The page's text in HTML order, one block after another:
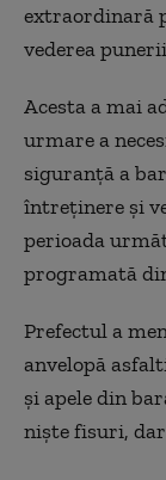
extraordinară
vederea
Acesta a mai
urmare a
siguranță a
întreținere și
perioada
programată
Prefectul a
anvelopă
și apele din
niște fisuri, dar